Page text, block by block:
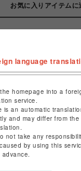
お気に入りアイテムに
language
homepage into a
service.
is an automatic
and may differ from
not take any
by using this